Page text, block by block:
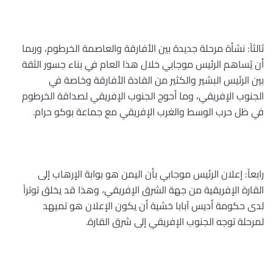
ثالثاً: نشأة مرحلة جديدة بين الأفارقة والعاصمة الخرطوم، وربما
أن يُساهم الرئيس موجابي خلال هذا العام في بناء جسور الثقة
بين الرئيس البشير والكثير من القادة الأفارقة وخاصة في
الجنوب الإفريقي، وما أحوج الجنوب الإفريقي لصداقة الخرطوم
في ظل حرب الوسط والغرب الإفريقي مع جماعة بوكو حرام.
رابعاً: إعلان الرئيس موجابي بأن اليمن هو بوابة الإرهاب إلى
القارة الإفريقية من جهة الشرق الإفريقي، وهذا قد يخلق توتراً
لدى حكومة أديس آبابا خشية أن يكون الإعلان هو تميهد
لمرحلة توجه الجنوب الإفريقي إلى شرق القارة.